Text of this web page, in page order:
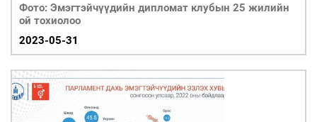
Фото: Эмэгтэйчүүдийн дипломат клубын 25 жилийн
ой тохиолоо
2023-05-31